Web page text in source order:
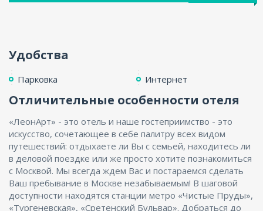
Удобства
Парковка Интернет
Отличительные особенности отеля
«ЛеонАрт» - это отель и наше гостеприимство - это
искусство, сочетающее в себе палитру всех видом
путешествий: отдыхаете ли Вы с семьей, находитесь ли
в деловой поездке или же просто хотите познакомиться
с Москвой. Мы всегда ждем Вас и постараемся сделать
Ваш пребывание в Москве незабываемым! В шаговой
доступности находятся станции метро «Чистые Пруды»,
«Тургеневская», «Сретенский Бульвар». Добраться до